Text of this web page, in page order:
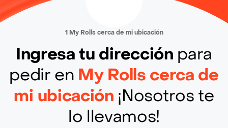
1 My Rolls cerca de mi ubicación
Ingresa tu dirección para
pedir en My Rolls cerca de
mi ubicación ¡Nosotros te
lo llevamos!